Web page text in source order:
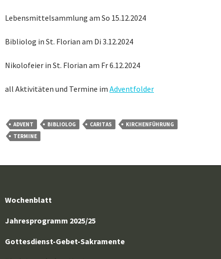
Lebensmittelsammlung am So 15.12.2024
Bibliolog in St. Florian am Di 3.12.2024
Nikolofeier in St. Florian am Fr 6.12.2024
all Aktivitäten und Termine im Adventfolder
ADVENT BIBLIOLOG CARITAS
KIRCHENFÜHRUNG
TERMINE
Wochenblatt
Jahresprogramm 2025/25
Gottesdienst-Gebet-Sakramente